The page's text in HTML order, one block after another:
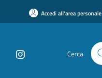
Accedi all'area personale
Cerca